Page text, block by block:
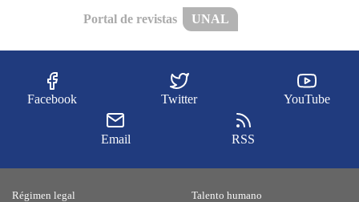
Portal de revistas UNAL
Facebook Twitter YouTube
Email RSS
Régimen legal
Talento humano